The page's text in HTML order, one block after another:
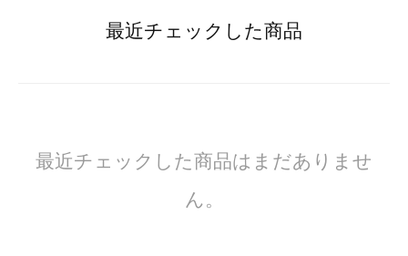
最近チェックした商品
最近チェックした商品はまだありませ
ん。